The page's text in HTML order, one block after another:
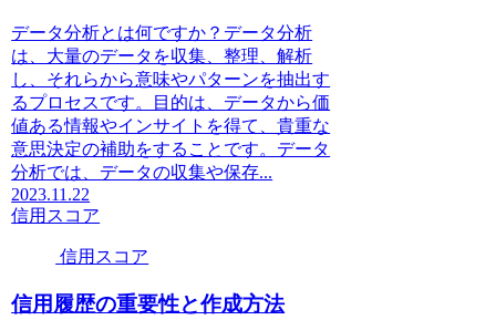
データ分析とは何ですか？データ分析
は、大量のデータを収集、整理、解析
し、それらから意味やパターンを抽出す
るプロセスです。目的は、データから価
値ある情報やインサイトを得て、貴重な
意思決定の補助をすることです。データ
分析では、データの収集や保存...
2023.11.22
信用スコア
信用スコア
信用履歴の重要性と作成方法